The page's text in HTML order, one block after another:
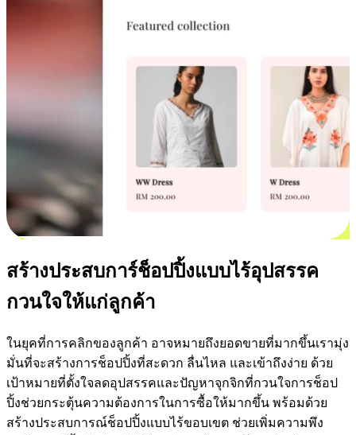
สร้างประสบการ์ช็อปปิ้งแบบไร้อุปสรรค
กวนใจให้แก่ลูกค้า
ในยุคที่การคลิกของลูกค้า อาจหมายถึงยอดขายที่มากขึ้นเรามุ่ง
มั่นที่จะสร้างการช็อปปิ้งที่สะดวก ลื่นไหล และเข้าถึงง่าย ด้วย
เป้าหมายที่ตั้งใจลดอุปสรรคและปัญหาจุกจิกที่กวนใจการช็อป
ปิ้งช่วยกระตุ้นความต้องการในการซื้อให้มากขึ้น พร้อมด้วย
สร้างประสบการณ์ช็อปปิ้งแบบไร้ขอบเขต ช่วยเพิ่มความพึง